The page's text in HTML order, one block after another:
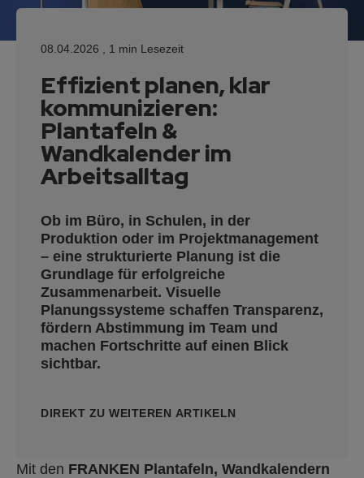
08.04.2026 , 1 min Lesezeit
Effizient planen, klar
kommunizieren:
Plantafeln &
Wandkalender im
Arbeitsalltag
Ob im Büro, in Schulen, in der
Produktion oder im Projektmanagement
– eine strukturierte Planung ist die
Grundlage für erfolgreiche
Zusammenarbeit. Visuelle
Planungssysteme schaffen Transparenz,
fördern Abstimmung im Team und
machen Fortschritte auf einen Blick
sichtbar.
DIREKT ZU WEITEREN ARTIKELN
Mit den FRANKEN Plantafeln, Wandkalendern